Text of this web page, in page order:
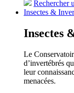
Rechercher
Insectes &
Insectes
Le
d’invertébrés
leur
menacées.